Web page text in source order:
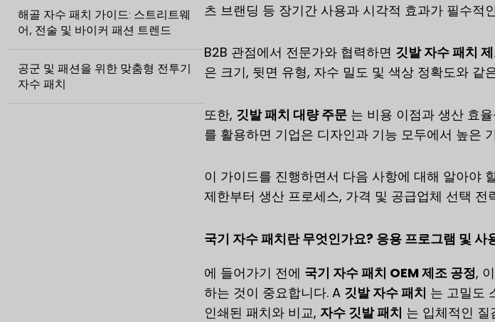
해골 자수 패치 가이드: 스트리트웨
어, 전술 및 바이커 패션 트렌드
공군 및 패션을 위한 맞춤형 전투기
자수 패치
츠 브랜딩 등 장기간 사용과 시각적 효과가 필수적
B2B 관점에서 전문가와 협력하면 깃발 자수 패치
은 크기, 뒷면 유형, 자수 밀도 및 색상 정확도와
또한, 깃발 패치 대량 주문는 비용 이점과 생산 효
를 활용하면 기업은 디자인과 기능 모두에서 높은
이 가이드를 진행하면서 다음 사항에 대해 알아야
제한부터 생산 프로세스, 가격 및 공급업체 선택
국기 자수 패치란 무엇인가요? 응용 프로그램 및 사
에 들어가기 전에 국기 자수 패치 OEM 제조 공정,
하는 것이 중요합니다. A 깃발 자수 패치 는 고밀도
인쇄된 패치와 비교, 자수 깃발 패치 는 입체적인